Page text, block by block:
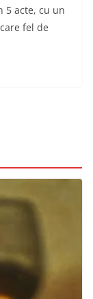
5 acte, cu un
fel de